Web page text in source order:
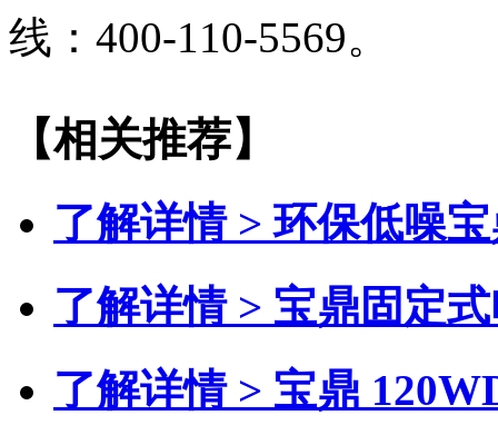
线：400-110-5569。
【相关推荐】
了解详情 >环保低噪
了解详情 > 宝鼎固定
了解详情 > 宝鼎